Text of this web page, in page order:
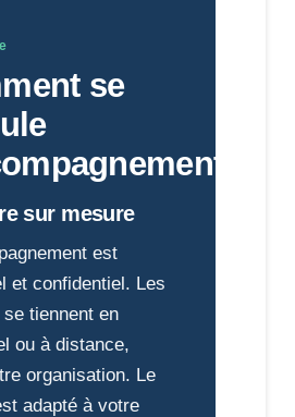
se
sur mesure
est
et confidentiel. Les
tiennent en
ou à distance,
organisation. Le
adapté à votre